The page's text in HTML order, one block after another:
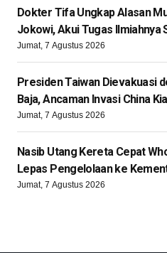
Dokter Tifa Ungkap Alasan
Jokowi, Akui Tugas Ilmiahnya
Jumat, 7 Agustus 2026
Presiden Taiwan Dievakuasi
Baja, Ancaman Invasi China
Jumat, 7 Agustus 2026
Nasib Utang Kereta Cepat
Lepas Pengelolaan ke
Jumat, 7 Agustus 2026